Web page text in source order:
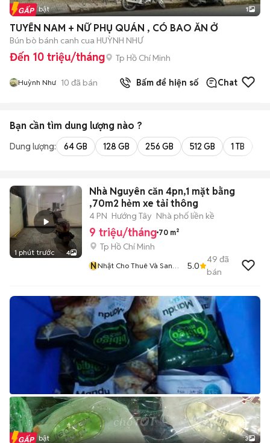
Tin nổi bật 1
TUYỂN NAM + NỮ PHỤ QUÁN , CÓ BAO ĂN Ở
Bún bò bánh canh cua HUỲNH NHƯ
Đến 10 triệu/tháng Tp Hồ Chí Minh
Huỳnh Như 10 đã bán Bấm để hiện số Chat
Bạn cần tìm dung lượng nào ?
Dung lượng: 64 GB 128 GB 256 GB 512 GB 1 TB
1 phút trước 4
Nhà Nguyên căn 4pn,1 mặt bằng
,70m2 hẻm xe tải thông
4 PN Hướng Tây Nhà phố liền kề
9 triệu/tháng 70 m²
Tp Hồ Chí Minh
NNhật Cho Thuê Và Sang
5.0
49 đã
bán
Tin nổi bật 3